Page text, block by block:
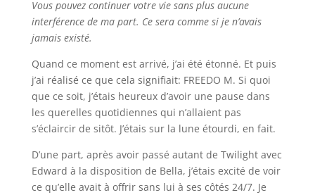
Vous pouvez continuer votre vie sans plus aucune
interférence de ma part. Ce sera comme si je n’avais
jamais existé.
Quand ce moment est arrivé, j’ai été étonné. Et puis
j’ai réalisé ce que cela signifiait: FREEDO M. Si quoi
que ce soit, j’étais heureux d’avoir une pause dans
les querelles quotidiennes qui n’allaient pas
s’éclaircir de sitôt. J’étais sur la lune étourdi, en fait.
D’une part, après avoir passé autant de Twilight avec
Edward à la disposition de Bella, j’étais excité de voir
ce qu’elle avait à offrir sans lui à ses côtés 24/7. Je